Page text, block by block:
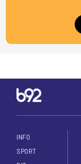
INFO
SPORT